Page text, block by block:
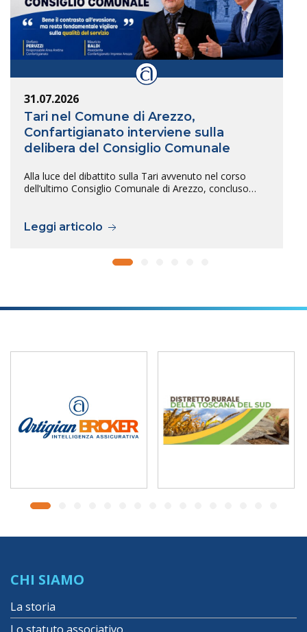
31.07.2026
Tari nel Comune di Arezzo,
Confartigianato interviene sulla
delibera del Consiglio Comunale
Alla luce del dibattito sulla Tari avvenuto nel corso
dell’ultimo Consiglio Comunale di Arezzo, concluso…
Leggi articolo
CHI SIAMO
La storia